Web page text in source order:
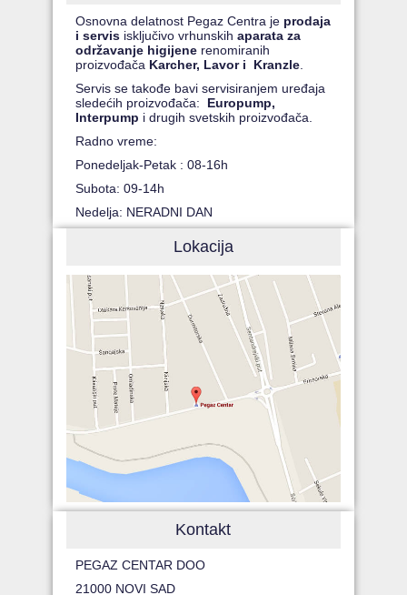
Osnovna delatnost Pegaz Centra je prodaja
i servis isključivo vrhunskihaparata za
održavanje higijene renomiranih
proizvođača Karcher, Lavor i Kranzle.
Servis se takođe bavi servisiranjem uređaja
sledećih proizvođača: Europump,
Interpump i drugih svetskih proizvođača.
Radno vreme:
Ponedeljak-Petak : 08-16h
Subota: 09-14h
Nedelja: NERADNI DAN
Lokacija
Kontakt
PEGAZ CENTAR DOO
21000 NOVI SAD